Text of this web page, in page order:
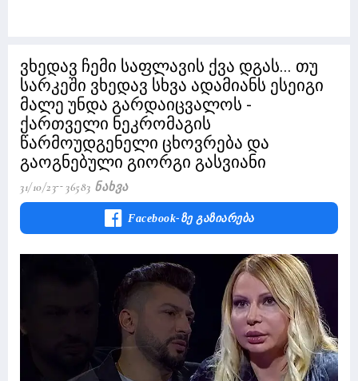
ვხედავ ჩემი საფლავის ქვა დგას... თუ
სარკეში ვხედავ სხვა ადამიანს ესეიგი
მალე უნდა გარდაიცვალოს -
ქართველი ნეკრომაგის
წარმოუდგენელი ცხოვრება და
გაოგნებული გიორგი გასვიანი
31/10/23 36583 Ნახვა
Facebook-Ზე Გაზიარება